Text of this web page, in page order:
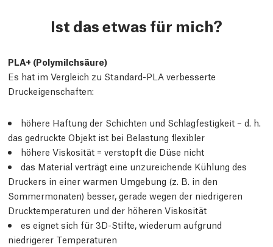
Ist das etwas für mich?
PLA+ (Polymilchsäure)
Es hat im Vergleich zu Standard-PLA verbesserte
Druckeigenschaften:
höhere Haftung der Schichten und Schlagfestigkeit – d. h.
das gedruckte Objekt ist bei Belastung flexibler
höhere Viskosität = verstopft die Düse nicht
das Material verträgt eine unzureichende Kühlung des
Druckers in einer warmen Umgebung (z. B. in den
Sommermonaten) besser, gerade wegen der niedrigeren
Drucktemperaturen und der höheren Viskosität
es eignet sich für 3D-Stifte, wiederum aufgrund
niedrigerer Temperaturen